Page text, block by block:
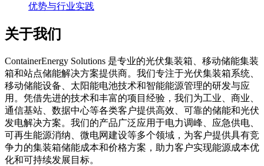
优势与行业实践
关于我们
ContainerEnergy Solutions 是专业的光伏集装箱、移动储能集装
箱和站点储能解决方案提供商。我们专注于光伏集装箱系统、
移动储能设备、太阳能电池技术和智能能源管理的研发与应
用。凭借先进的技术和丰富的项目经验，我们为工业、商业、
通信基站、数据中心等各类客户提供高效、可靠的储能和光伏
发电解决方案。我们的产品广泛应用于电力调峰、应急供电、
可再生能源消纳、微电网建设等多个领域，为客户提供具有竞
争力的集装箱储能成本和价格方案，助力客户实现能源成本优
化和可持续发展目标。